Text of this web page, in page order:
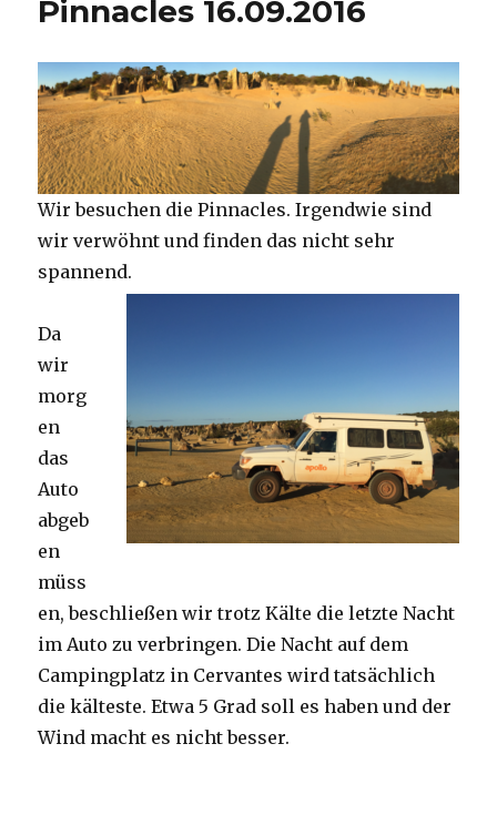
Pinnacles 16.09.2016
Wir besuchen die Pinnacles. Irgendwie sind
wir verwöhnt und finden das nicht sehr
spannend.
Da
wir
morg
en
das
Auto
abgeb
en
müss
en, beschließen wir trotz Kälte die letzte Nacht
im Auto zu verbringen. Die Nacht auf dem
Campingplatz in Cervantes wird tatsächlich
die kälteste. Etwa 5 Grad soll es haben und der
Wind macht es nicht besser.